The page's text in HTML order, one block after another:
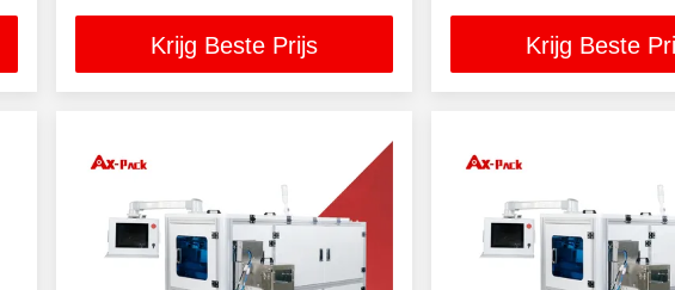
flesdeksels
Krijg Beste Prijs Krijg Beste